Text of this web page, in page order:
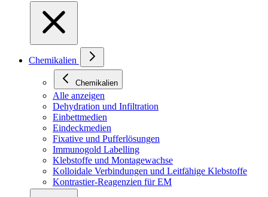
Chemikalien
Chemikalien
Alle anzeigen
Dehydration und Infiltration
Einbettmedien
Eindeckmedien
Fixative und Pufferlösungen
Immunogold Labelling
Klebstoffe und Montagewachse
Kolloidale Verbindungen und Leitfähige Klebstoffe
Kontrastier-Reagenzien für EM